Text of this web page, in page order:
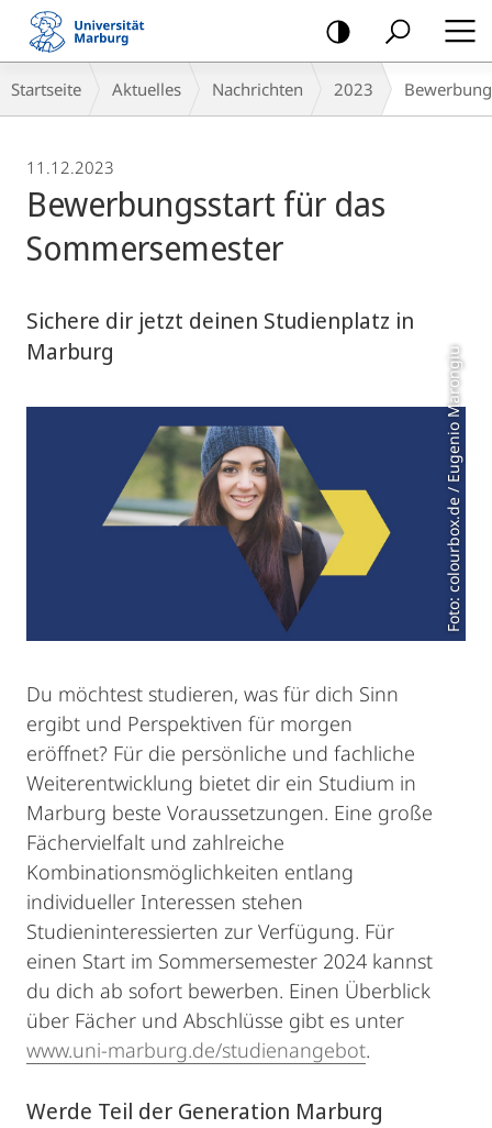
Mobile-
Navigation
Breadcrumb-
Navigation
Startseite Aktuelles Nachrichten 2023
11.12.2023
Bewerbungsstart für das
Sommersemester
Sichere dir jetzt deinen Studienplatz in
Marburg
Foto: colourbox.de / Eugenio Marongiu
Du möchtest studieren, was für dich Sinn
ergibt und Perspektiven für morgen
eröffnet? Für die persönliche und fachliche
Weiterentwicklung bietet dir ein Studium in
Marburg beste Voraussetzungen. Eine große
Fächervielfalt und zahlreiche
Kombinationsmöglichkeiten entlang
individueller Interessen stehen
Studieninteressierten zur Verfügung. Für
einen Start im Sommersemester 2024 kannst
du dich ab sofort bewerben. Einen Überblick
über Fächer und Abschlüsse gibt es unter
www.uni-marburg.de/studienangebot.
Werde Teil der Generation Marburg